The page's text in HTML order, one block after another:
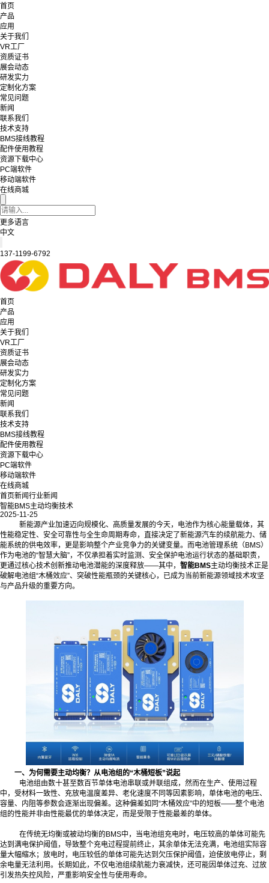
首页
产品
应用
关于我们
VR工厂
资质证书
展会动态
研发实力
定制化方案
常见问题
新闻
联系我们
技术支持
BMS接线教程
配件使用教程
资源下载中心
PC端软件
移动端软件
在线商城
更多语言
中文
137-1199-6792
首页
产品
应用
关于我们
VR工厂
资质证书
展会动态
研发实力
定制化方案
常见问题
新闻
联系我们
技术支持
BMS接线教程
配件使用教程
资源下载中心
PC端软件
移动端软件
在线商城
首页新闻行业新闻
智能BMS主动均衡技术
2025-11-25
新能源产业加速迈向规模化、高质量发展的今天，电池作为核心能量载体，其
性能稳定性、安全可靠性与全生命周期寿命，直接决定了新能源汽车的续航能力、储
能系统的供电效率，更是影响整个产业竞争力的关键变量。而电池管理系统（BMS）
作为电池的“智慧大脑”，不仅承担着实时监测、安全保护电池运行状态的基础职责，
更通过核心技术创新推动电池潜能的深度释放——其中， 智能BMS主动均衡技术正是
破解电池组“木桶效应”、突破性能瓶颈的关键核心，已成为当前新能源领域技术攻坚
与产品升级的重要方向。
一、为何需要主动均衡？从电池组的“木桶短板”说起
电池组由数十甚至数百节单体电池串联或并联组成，然而在生产、使用过程
中，受材料一致性、充放电温度差异、老化速度不同等因素影响，单体电池的电压、
容量、内阻等参数会逐渐出现偏差。这种偏差如同“木桶效应”中的短板——整个电池
组的性能并非由性能最优的单体决定，而是受限于性能最差的单体。
在传统无均衡或被动均衡的BMS中，当电池组充电时，电压较高的单体可能先
达到满电保护阈值，导致整个充电过程提前终止，其余单体无法充满，电池组实际容
量大幅缩水；放电时，电压较低的单体可能先达到欠压保护阈值，迫使放电停止，剩
余电量无法利用。长期如此，不仅电池组续航能力衰减快，还可能因单体过充、过放
引发热失控风险，严重影响安全性与使用寿命。